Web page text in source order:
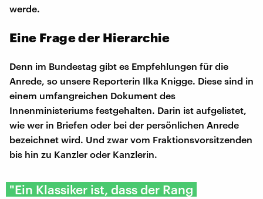
werde.
Eine Frage der Hierarchie
Denn im Bundestag gibt es Empfehlungen für die
Anrede, so unsere Reporterin Ilka Knigge. Diese sind in
einem umfangreichen Dokument des
Innenministeriums festgehalten. Darin ist aufgelistet,
wie wer in Briefen oder bei der persönlichen Anrede
bezeichnet wird. Und zwar vom Fraktionsvorsitzenden
bis hin zu Kanzler oder Kanzlerin.
"Ein Klassiker ist, dass der Rang